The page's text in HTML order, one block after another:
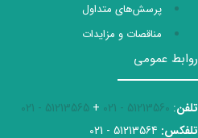
پرسش‌های متداول
مناقصات و مزایدات
روابط عمومی
تلفن:
51213560 - 021
+
51213565 - 021
تلفکس: